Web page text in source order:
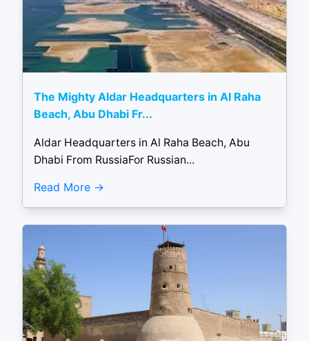
The Mighty Aldar Headquarters in Al Raha
Beach, Abu Dhabi Fr...
Aldar Headquarters in Al Raha Beach, Abu
Dhabi From RussiaFor Russian...
Read More